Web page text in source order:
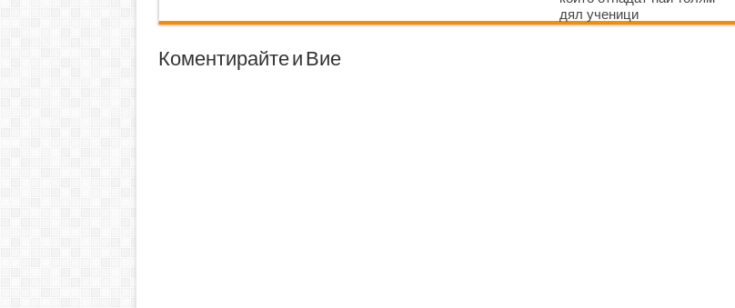
дял ученици
Коментирайте и Вие